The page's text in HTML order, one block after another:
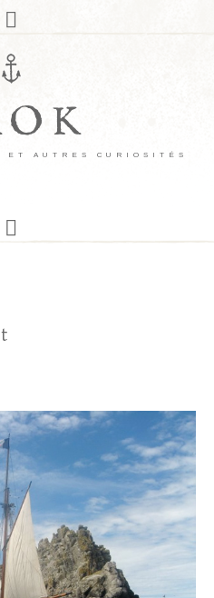
ET AUTRES CURIOSITÉS